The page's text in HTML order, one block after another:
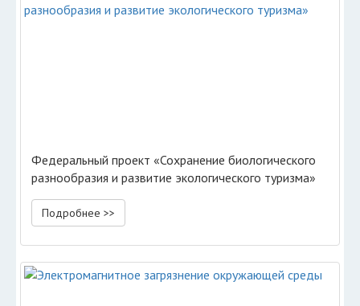
Федеральный проект «Сохранение биологического
разнообразия и развитие экологического туризма»
Подробнее >>